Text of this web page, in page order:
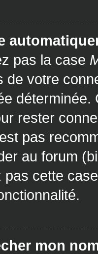
pas la case
de votre
déterminée.
rester
pas
au forum
cette
mon